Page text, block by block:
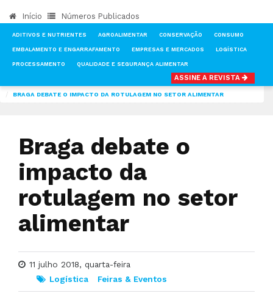
Início Números Publicados
ADITIVOS E NUTRIENTES AGROALIMENTAR CONSERVAÇÃO CONSUMO
EMBALAMENTO E ENGARRAFAMENTO EMPRESAS E MERCADOS LOGÍSTICA
PROCESSAMENTO QUALIDADE E SEGURANÇA ALIMENTAR
ASSINE A REVISTA
BRAGA DEBATE O IMPACTO DA ROTULAGEM NO SETOR ALIMENTAR
Braga debate o
impacto da
rotulagem no setor
alimentar
11 julho 2018, quarta-feira
Logística
Feiras & Eventos